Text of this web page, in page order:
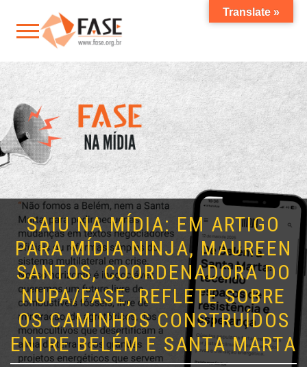
SAIU NA MÍDIA: EM ARTIGO
PARA MÍDIA NINJA, MAUREEN
SANTOS, COORDENADORA DO
NUPA/FASE, REFLETE SOBRE
OS CAMINHOS CONSTRUÍDOS
ENTRE BELÉM E SANTA MARTA
Translate »